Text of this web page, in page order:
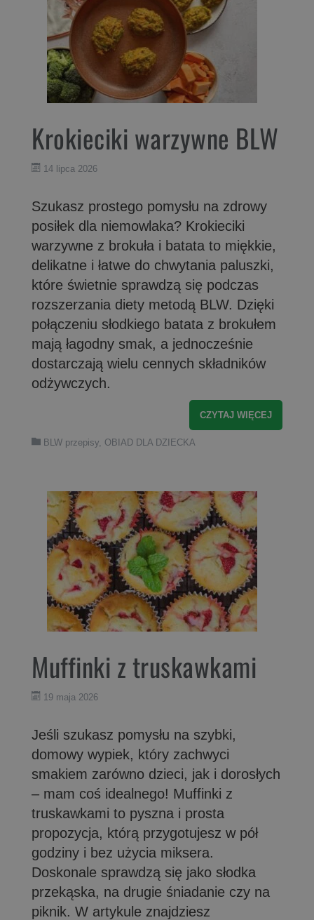
Krokieciki warzywne BLW
14 lipca 2026
Szukasz prostego pomysłu na zdrowy
posiłek dla niemowlaka? Krokieciki
warzywne z brokuła i batata to miękkie,
delikatne i łatwe do chwytania paluszki,
które świetnie sprawdzą się podczas
rozszerzania diety metodą BLW. Dzięki
połączeniu słodkiego batata z brokułem
mają łagodny smak, a jednocześnie
dostarczają wielu cennych składników
odżywczych.
CZYTAJ WIĘCEJ
BLW przepisy, OBIAD DLA DZIECKA
Muffinki z truskawkami
19 maja 2026
Jeśli szukasz pomysłu na szybki,
domowy wypiek, który zachwyci
smakiem zarówno dzieci, jak i dorosłych
– mam coś idealnego! Muffinki z
truskawkami to pyszna i prosta
propozycja, którą przygotujesz w pół
godziny i bez użycia miksera.
Doskonale sprawdzą się jako słodka
przekąska, na drugie śniadanie czy na
piknik. W artykule znajdziesz